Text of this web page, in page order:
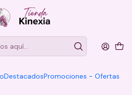
DestacadosPromociones - Ofertas